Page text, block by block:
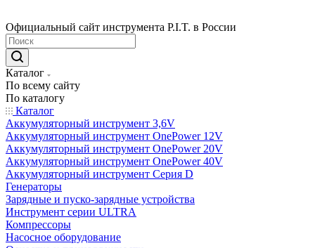
Официальный сайт инструмента P.I.T. в России
Каталог
По всему сайту
По каталогу
Каталог
Аккумуляторный инструмент 3,6V
Аккумуляторный инструмент OnePower 12V
Аккумуляторный инструмент OnePower 20V
Аккумуляторный инструмент OnePower 40V
Аккумуляторный инструмент Серия D
Генераторы
Зарядные и пуско-зарядные устройства
Инструмент серии ULTRA
Компрессоры
Насосное оборудование